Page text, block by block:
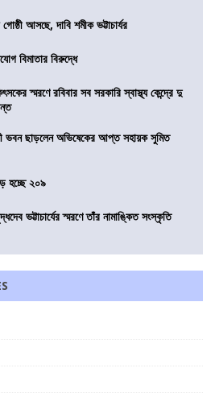
আসছে, দাবি শমীক ভট্টাচার্যর
বিমাতার বিরুদ্ধে
স্মরণে রবিবার সব সরকারি স্বাস্থ্য কেন্দ্রে দু
ভবন ছাড়লেন অভিষেকের আপ্ত সহায়ক সুমিত
হচ্ছে ২০৯
ভট্টাচার্যের স্মরণে তাঁর নামাঙ্কিত সংস্কৃতি